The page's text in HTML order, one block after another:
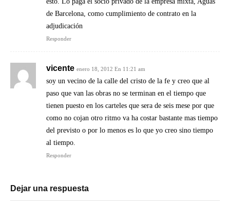
de Barcelona, como cumplimiento de contrato en la
adjudicación
Responder
vicente enero 18, 2012 En 11:21 am
soy un vecino de la calle del cristo de la fe y creo que al
paso que van las obras no se terminan en el tiempo que
tienen puesto en los carteles que sera de seis mese por que
como no cojan otro ritmo va ha costar bastante mas tiempo
del previsto o por lo menos es lo que yo creo sino tiempo
al tiempo.
Responder
Dejar una respuesta